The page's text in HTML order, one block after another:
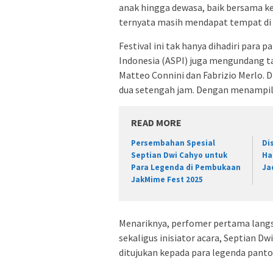
anak hingga dewasa, baik bersama
ternyata masih mendapat tempat
Festival ini tak hanya dihadiri para
Indonesia (ASPI) juga
Matteo Connini dan Fabrizio Merlo.
dua setengah jam. Dengan
READ MORE
Persembahan Spesial
Septian Dwi Cahyo untuk
Para Legenda di Pembukaan
JakMime Fest 2025
Menariknya, perfomer pertama
sekaligus inisiator acara, Septian
ditujukan kepada para legenda